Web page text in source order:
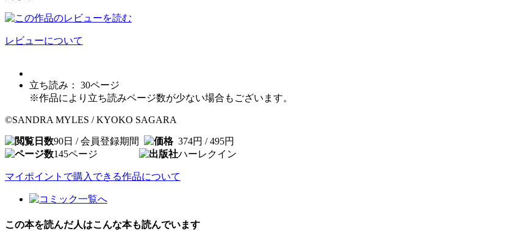
レビューについて
立ち読み： 30ページ
※作品により立ち読みページ数が少ない場合もございます。
©SANDRA MYLES / KYOKO SAGARA
90日 / 会員登録期間
374円 / 495円
145ページ ハーレクイン
マイポイントで購入できる作品について
この本を読んだ人はこんな本も読んでいます